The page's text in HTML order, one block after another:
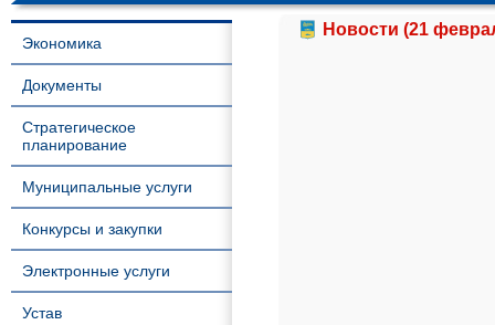
Экономика
Документы
Стратегическое
планирование
Муниципальные услуги
Конкурсы и закупки
Электронные услуги
Устав
Новости (21